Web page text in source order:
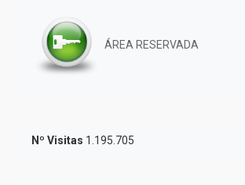
ÁREA RESERVADA
Nº Visitas 1.195.705